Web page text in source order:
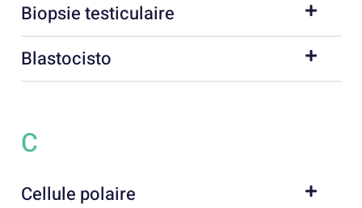
Biopsie testiculaire
Blastocisto
C
Cellule polaire